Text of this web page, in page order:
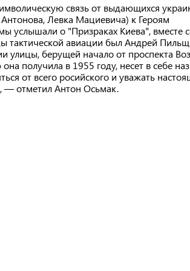
связь от выдающихся
Левка Мациевича) к Героям
услышали о "Призраках Киева", вместе
тактической авиации был Андрей
улицы, берущей начало от проспекта
получила в 1955 году, несет в себе
от всего росийского и уважать
— отметил Антон Осьмак.